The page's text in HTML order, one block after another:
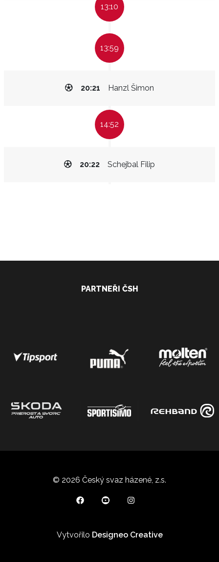
13:10
13:59
Hanzl Šimon
20:21
14:52
Schejbal Filip
20:22
PARTNEŘI ČSH
© 2026 Český svaz házené, z.s.
Vytvořilo Designeo Creative